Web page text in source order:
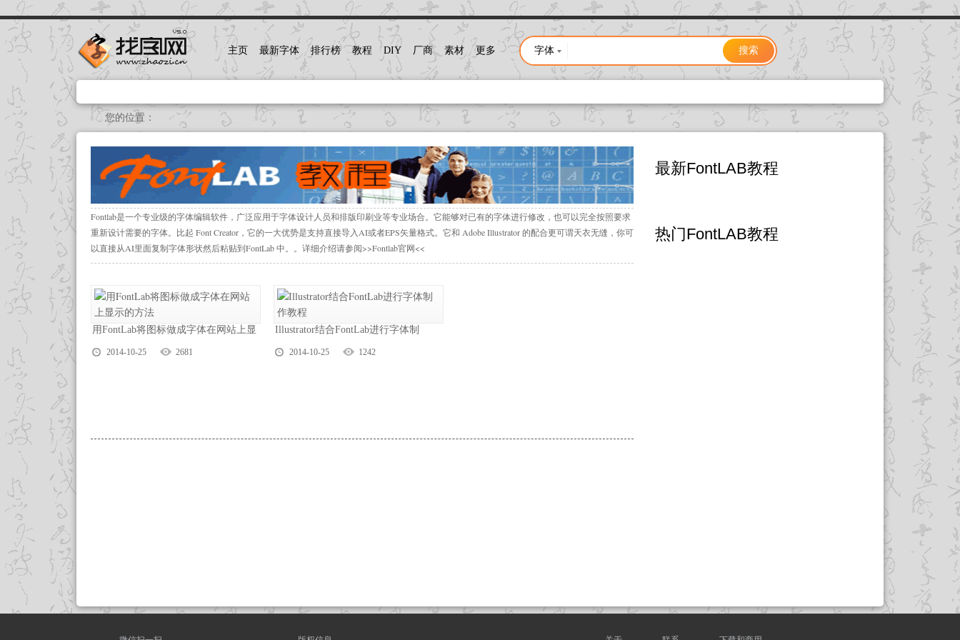
主页 最新字体 排行榜 教程 DIY 厂商 素材 更多 字体
字体
素材
程序
新闻
文章
教程
知识
搜索
您的位置：
首页>教程>FontLAB教程
Fontlab是一个专业级的字体编辑软件，广泛应用于字体设计人员和排版印刷业等专业场合。它能够对已有的字体进行修改，也可以完全按照要求
重新设计需要的字体。比起 Font Creator，它的一大优势是支持直接导入AI或者EPS矢量格式。它和 Adobe Illustrator 的配合更可谓天衣无缝，你可
以直接从AI里面复制字体形状然后粘贴到FontLab 中。。详细介绍请参阅>>Fontlab官网<<
用FontLab将图标做成字体在网站上显
2014-10-25 2681
Illustrator结合FontLab进行字体制
2014-10-25 1242
最新FontLAB教程
热门FontLAB教程